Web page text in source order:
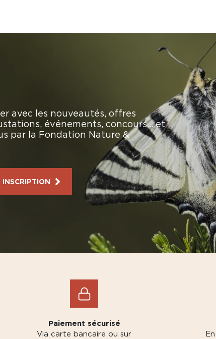
avec les nouveautés, offres
événements, concours… et
par la Fondation Nature &
INSCRIPTION
Paiement sécurisé
Via carte bancaire ou sur